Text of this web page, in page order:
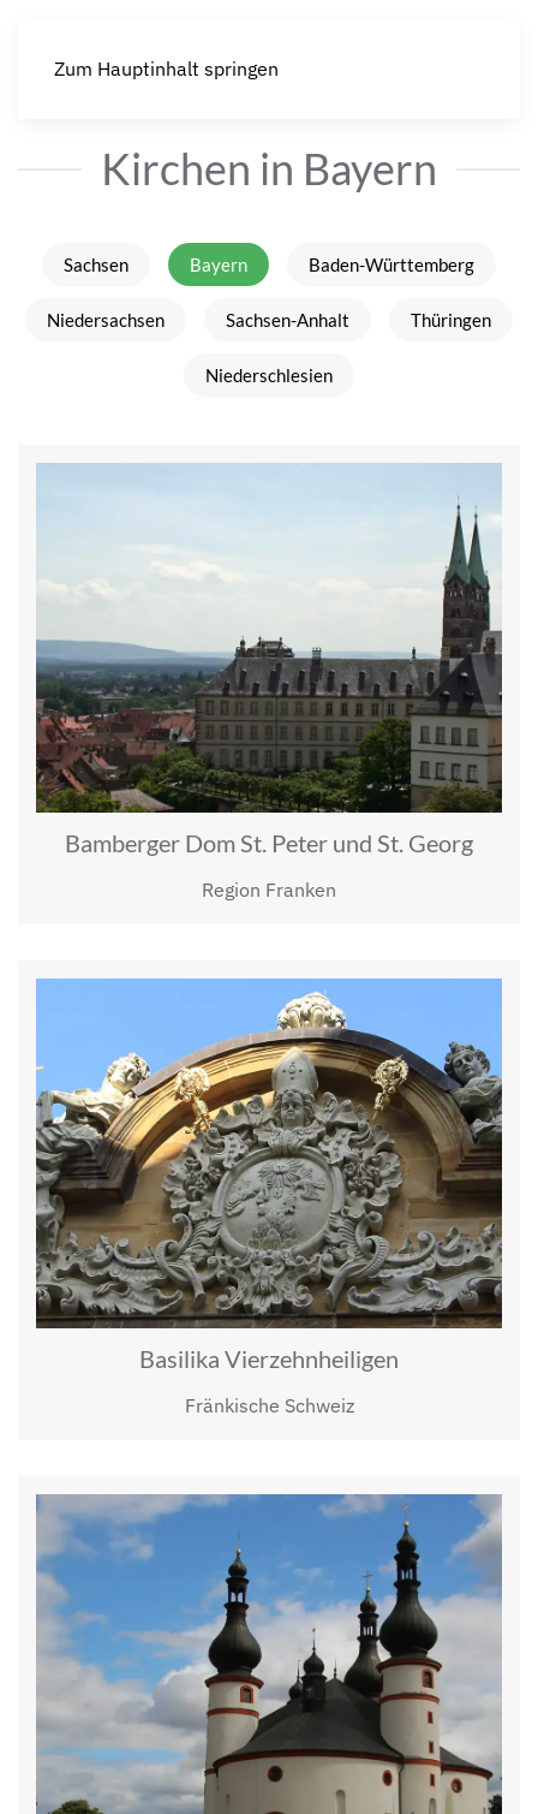
Zum Hauptinhalt springen
Kirchen in Bayern
Sachsen Bayern Baden-Württemberg
Niedersachsen Sachsen-Anhalt Thüringen
Niederschlesien
Bamberger Dom St. Peter und St. Georg
Region Franken
Basilika Vierzehnheiligen
Fränkische Schweiz